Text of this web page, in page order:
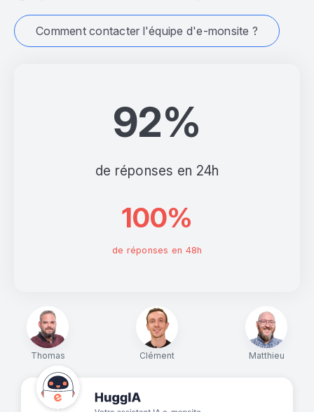
Thomas Clément Matthieu
92%
de réponses en 24h
100%
de réponses en 48h
Comment contacter l'équipe d'e-monsite ?